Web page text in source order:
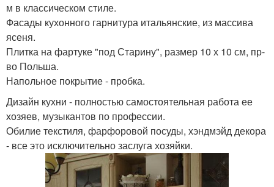
м в классическом стиле.
Фасады кухонного гарнитура итальянские, из массива
ясеня.
Плитка на фартуке "под Старину", размер 10 х 10 см, пр-
во Польша.
Напольное покрытие - пробка.
Дизайн кухни - полностью самостоятельная работа ее
хозяев, музыкантов по профессии.
Обилие текстиля, фарфоровой посуды, хэндмэйд декора
- все это исключительно заслуга хозяйки.